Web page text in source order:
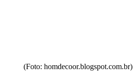
(Foto: homdecoor.blogspot.com.br)